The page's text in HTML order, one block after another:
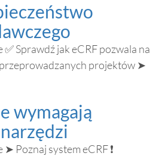
Sprawdź jak eCRF pozwala na
projektów ➤
wymagają
Poznaj system eCRF ❗